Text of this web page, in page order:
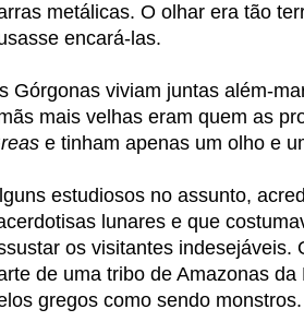
metálicas. O olhar era tão
encará-las.
Górgonas viviam juntas além-
mais velhas eram quem as
e tinham apenas um olho e
estudiosos no assunto,
lunares e que
os visitantes indesejáveis.
de uma tribo de Amazonas
gregos como sendo monstros.